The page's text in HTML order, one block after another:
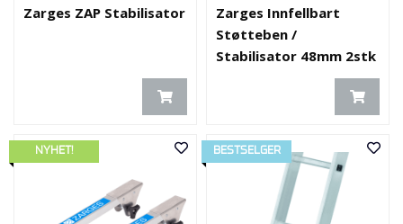
Zarges ZAP Stabilisator
Zarges Innfellbart
Støtteben /
Stabilisator 48mm 2stk
NYHET! BESTSELGER